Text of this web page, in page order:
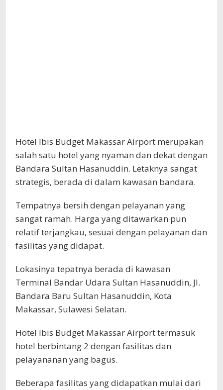
Hotel Ibis Budget Makassar Airport merupakan
salah satu hotel yang nyaman dan dekat dengan
Bandara Sultan Hasanuddin. Letaknya sangat
strategis, berada di dalam kawasan bandara.
Tempatnya bersih dengan pelayanan yang
sangat ramah. Harga yang ditawarkan pun
relatif terjangkau, sesuai dengan pelayanan dan
fasilitas yang didapat.
Lokasinya tepatnya berada di kawasan
Terminal Bandar Udara Sultan Hasanuddin, Jl.
Bandara Baru Sultan Hasanuddin, Kota
Makassar, Sulawesi Selatan.
Hotel Ibis Budget Makassar Airport termasuk
hotel berbintang 2 dengan fasilitas dan
pelayananan yang bagus.
Beberapa fasilitas yang didapatkan mulai dari